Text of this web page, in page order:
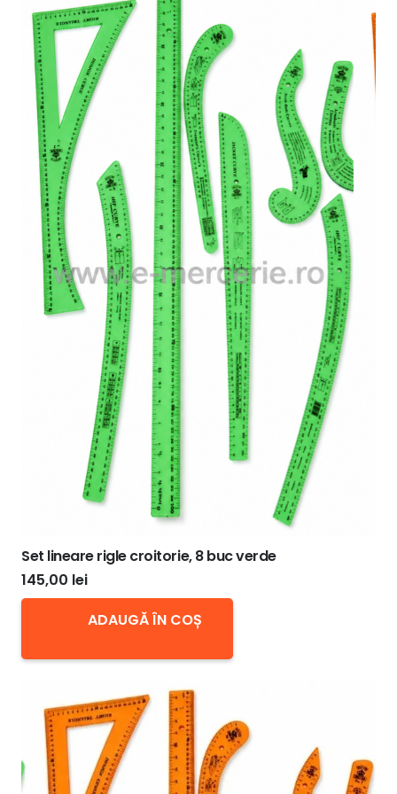
Set lineare rigle croitorie, 8 buc verde
145,00 lei
ADAUGĂ ÎN COȘ